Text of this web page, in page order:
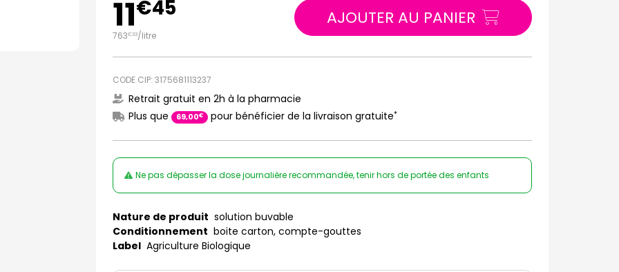
11€45
763€33/litre
AJOUTER AU PANIER
CODE CIP: 3175681113237
Retrait gratuit en 2h à la pharmacie
Plus que
69,00€ pour bénéficier de la livraison gratuite*
Ne pas dépasser la dose journalière recommandée, tenir hors de portée des enfants
Nature de produit solution buvable
Conditionnement boite carton, compte-gouttes
Label Agriculture Biologique